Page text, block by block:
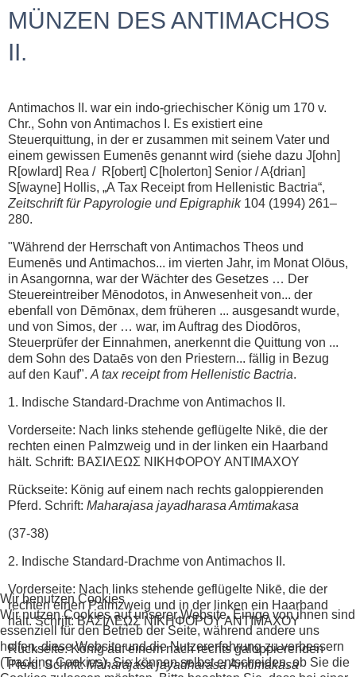
MÜNZEN DES ANTIMACHOS
II.
Antimachos II. war ein indo-griechischer König um 170 v.
Chr., Sohn von Antimachos I. Es existiert eine
Steuerquittung, in der er zusammen mit seinem Vater und
einem gewissen Eumenēs genannt wird (siehe dazu J[ohn]
R[owlard] Rea / R[obert] C[holerton] Senior / A{drian]
S[wayne] Hollis, „A Tax Receipt from Hellenistic Bactria“,
Zeitschrift für Papyrologie und Epigraphik104 (1994) 261–
280.
"Während der Herrschaft von Antimachos Theos und
Eumenēs und Antimachos... im vierten Jahr, im Monat Olōus,
in Asangornna, war der Wächter des Gesetzes … Der
Steuereintreiber Mēnodotos, in Anwesenheit von... der
ebenfall von Dēmōnax, dem früheren ... ausgesandt wurde,
und von Simos, der … war, im Auftrag des Diodōros,
Steuerprüfer der Einnahmen, anerkennt die Quittung von ...
dem Sohn des Dataēs von den Priestern... fällig in Bezug
auf den Kauf". A tax receipt from Hellenistic Bactria.
1. Indische Standard-Drachme von Antimachos II.
Vorderseite: Nach links stehende geflügelte Nikē, die der
rechten einen Palmzweig und in der linken ein Haarband
hält. Schrift: ΒΑΣΙΛΕΩΣ NIKHΦOPOY ANTIMAXOY
Rückseite: König auf einem nach rechts galoppierenden
Pferd. Schrift: Maharajasa jayadharasa Amtimakasa
(37-38)
2. Indische Standard-Drachme von Antimachos II.
Vorderseite: Nach links stehende geflügelte Nikē, die der
rechten einen Palmzweig und in der linken ein Haarband
hält. Schrift: ΒΑΣΙΛΕΩΣ NIKHΦOPOY ANTIMAXOY
Rückseite: König auf einem nach rechts galoppierenden
Pferd. Schrift:Maharajasa jayadharasa Amtimakasa
Wir benutzen Cookies
Wir nutzen Cookies auf unserer Website. Einige von ihnen sind
essenziell für den Betrieb der Seite, während andere uns
helfen, diese Website und die Nutzererfahrung zu verbessern
(Tracking Cookies). Sie können selbst entscheiden, ob Sie die